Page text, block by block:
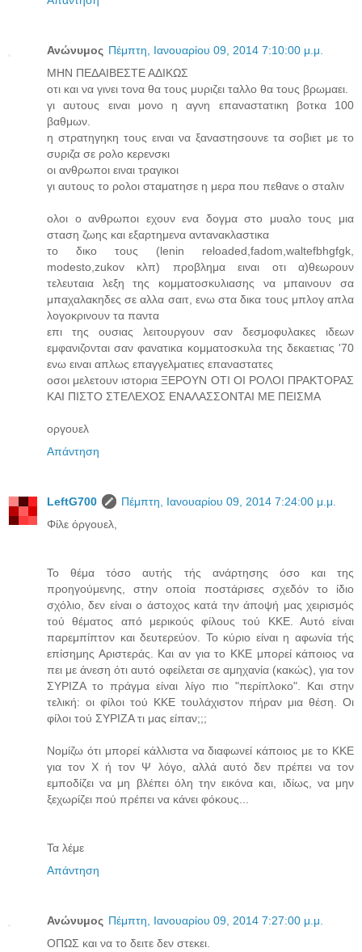
Ανώνυμος Πέμπτη, Ιανουαρίου 09, 2014 7:10:00 μ.μ.
MHN ΠΕΔΑΙΒΕΣΤΕ ΑΔΙΚΩΣ
οτι και να γινει τονα θα τους μυριζει ταλλο θα τους βρωμαει.
γι αυτους ειναι μονο η αγνη επαναστατικη βοτκα 100
βαθμων.
η στρατηγηκη τους ειναι να ξαναστησουνε τα σοβιετ με το
συριζα σε ρολο κερενσκι
οι ανθρωποι ειναι τραγικοι
γι αυτους το ρολοι σταματησε η μερα που πεθανε ο σταλιν
ολοι ο ανθρωποι εχουν ενα δογμα στο μυαλο τους μια
σταση ζωης και εξαρτημενα αντανακλαστικα
το δικο τους (lenin reloaded,fadom,waltefbhgfgk,
modesto,zukov κλπ) προβλημα ειναι οτι α)θεωρουν
τελευταια λεξη της κομματοσκυλιασης να μπαινουν σα
μπαχαλακηδες σε αλλα σαιτ, ενω στα δικα τους μπλογ απλα
λογοκρινουν τα παντα
επι της ουσιας λειτουργουν σαν δεσμοφυλακες ιδεων
εμφανιζονται σαν φανατικα κομματοσκυλα της δεκαετιας '70
ενω ειναι απλως επαγγελματιες επαναστατες
οσοι μελετουν ιστορια ΞΕΡΟΥΝ ΟΤΙ ΟΙ ΡΟΛΟΙ ΠΡΑΚΤΟΡΑΣ
ΚΑΙ ΠΙΣΤΟ ΣΤΕΛΕΧΟΣ ΕΝΑΛΑΣΣΟΝΤΑΙ ΜΕ ΠΕΙΣΜΑ
οργουελ
Απάντηση
LeftG700
Πέμπτη, Ιανουαρίου 09, 2014 7:24:00 μ.μ.
Φίλε όργουελ,
Το θέμα τόσο αυτής τής ανάρτησης όσο και της
προηγούμενης, στην οποία ποστάρισες σχεδόν το ίδιο
σχόλιο, δεν είναι ο άστοχος κατά την άποψή μας χειρισμός
τού θέματος από μερικούς φίλους τού ΚΚΕ. Αυτό είναι
παρεμπίπτον και δευτερεύον. Το κύριο είναι η αφωνία τής
επίσημης Αριστεράς. Και αν για το ΚΚΕ μπορεί κάποιος να
πει με άνεση ότι αυτό οφείλεται σε αμηχανία (κακώς), για τον
ΣΥΡΙΖΑ το πράγμα είναι λίγο πιο "περίπλοκο". Και στην
τελική: οι φίλοι τού ΚΚΕ τουλάχιστον πήραν μια θέση. Οι
φίλοι τού ΣΥΡΙΖΑ τι μας είπαν;;;
Νομίζω ότι μπορεί κάλλιστα να διαφωνεί κάποιος με το ΚΚΕ
για τον Χ ή τον Ψ λόγο, αλλά αυτό δεν πρέπει να τον
εμποδίζει να μη βλέπει όλη την εικόνα και, ιδίως, να μην
ξεχωρίζει πού πρέπει να κάνει φόκους...
Τα λέμε
Απάντηση
Ανώνυμος Πέμπτη, Ιανουαρίου 09, 2014 7:27:00 μ.μ.
ΟΠΩΣ και να το δειτε δεν στεκει.